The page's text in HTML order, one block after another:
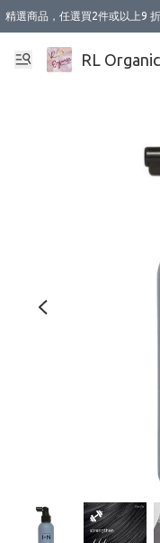
精選商品，任選買2件或以上9 折
XI周年優惠【新品自由選2件88
XI周年優惠【Chakra 脈輪平衡
Florame 肌底自由選 2支9折 3支
XI周年優惠【蟲蟲退散 · 防衛結
Sunki 任選2件95折
BIOFFICINA TOSCANA 任選2支
Lamav 任選1件9折 2件85折
Mukti Organics 指定產品任選1
Intelligent Nutrients Skincare
deodorant 任選2件88折
化妝品 任選2件95折
XI周年優惠【身心靈單品 任選
XI周年優惠 【精油/香水 任選2
XI周年優惠【「關節到肌膚」
XI周年優惠【夏日有機物理防曬
XI周年優惠【夏日潔面隨意選2
XI周年優惠【逆齡奇蹟抗氧 11
新會員首次購物即享全單 95 折
成為VIP / VVIP 可享有生日月
選用順豐速運，滿$500 免運費
本地速遞 京東 送住宅/ 工商地址
澳門訂單選用順豐速運，滿$800
RL Organic